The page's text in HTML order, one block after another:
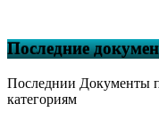
Последние
Последнии Документы
категориям